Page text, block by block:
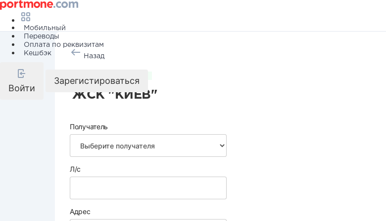
Мобильный
Переводы
Оплата по реквизитам
Кешбэк
Войти
Зарегистироваться
Назад
ЖСК "КИЕВ"
Получатель
Л/с
Адрес